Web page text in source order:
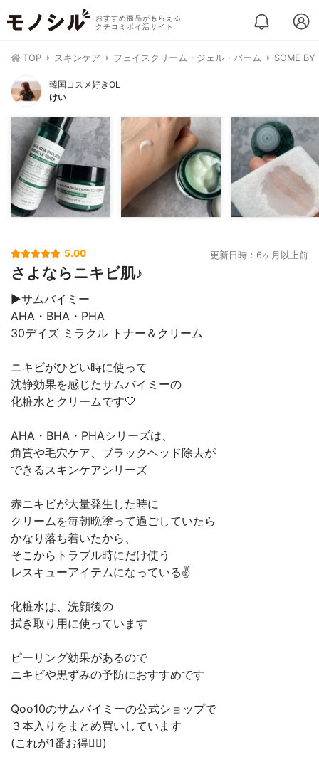
おすすめ商品がもらえる
クチコミポイ活サイト
TOP スキンケア フェイスクリーム・ジェル・バーム SOME
韓国コスメ好きOL
けい
5.00 更新日時：6ヶ月以上前
さよならニキビ肌♪
▶︎サムバイミー
AHA・BHA・PHA
30デイズ ミラクル トナー＆クリーム
ニキビがひどい時に使って
沈静効果を感じたサムバイミーの
化粧水とクリームです🤍
AHA・BHA・PHAシリーズは、
⾓質や⽑⽳ケア、ブラックヘッド除去が
できるスキンケアシリーズ
赤ニキビが大量発生した時に
クリームを毎朝晩塗って過ごしていたら
かなり落ち着いたから、
そこからトラブル時にだけ使う
レスキューアイテムになっている✌️
化粧水は、洗顔後の
拭き取り用に使っています
ピーリング効果があるので
ニキビや黒ずみの予防におすすめです
Qoo10のサムバイミーの公式ショップで
３本入りをまとめ買いしています
(これが1番お得🙆‍♀️)